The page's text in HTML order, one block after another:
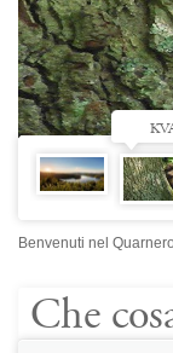
Benvenuti nel
Che